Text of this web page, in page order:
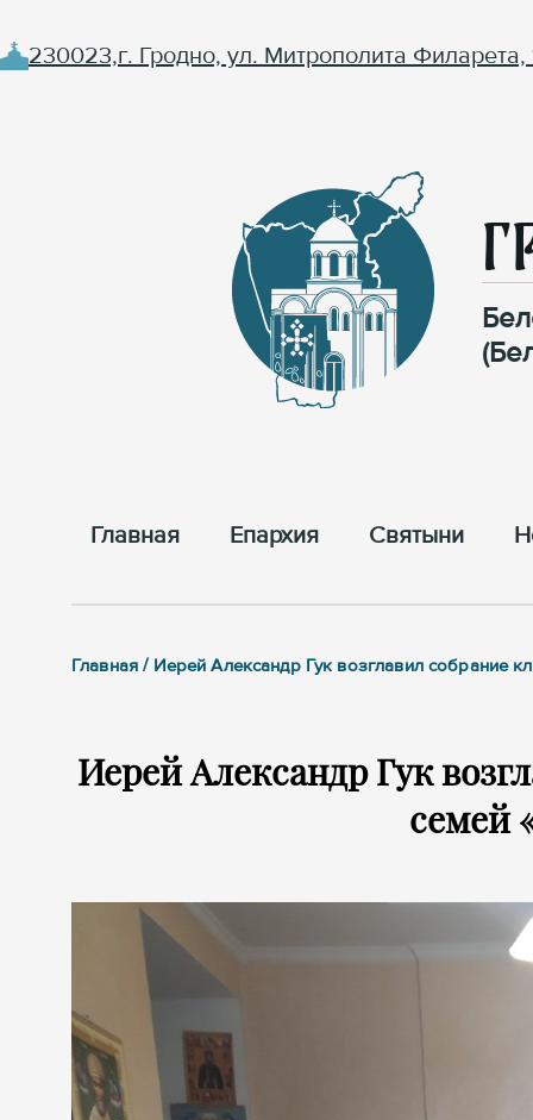
230023,г. Гродно, ул. Митрополита Филарета,
Главная Епархия Cвятыни
Главная / Иерей Александр Гук возглавил собрание
Иерей Александр Гук
семей